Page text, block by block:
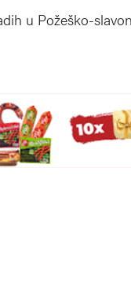
u Požeško-